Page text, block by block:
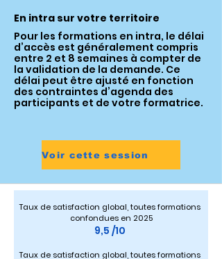
En intra sur votre territoire
Pour les formations en intra, le délai
d’accès est généralement compris
entre 2 et 8 semaines à compter de
la validation de la demande. Ce
délai peut être ajusté en fonction
des contraintes d’agenda des
participants et de votre formatrice.
Voir cette session
Taux de satisfaction global, toutes formations
confondues en 2025
9,5 /10
Taux de satisfaction global, toutes formations